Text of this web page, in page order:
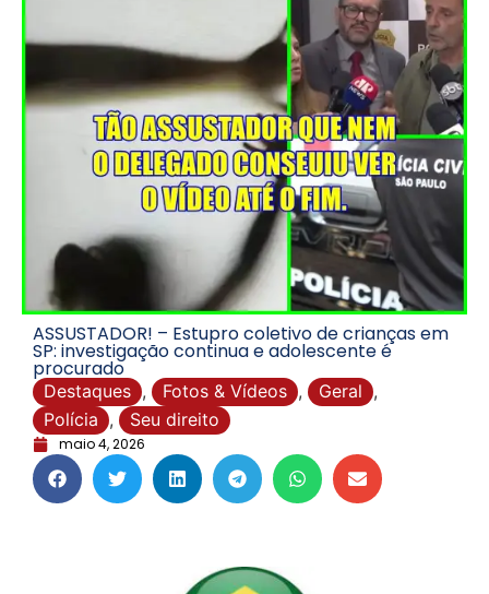
ASSUSTADOR! – Estupro coletivo de crianças em
SP: investigação continua e adolescente é
procurado
Destaques , Fotos & Vídeos , Geral ,
Polícia , Seu direito
maio 4, 2026